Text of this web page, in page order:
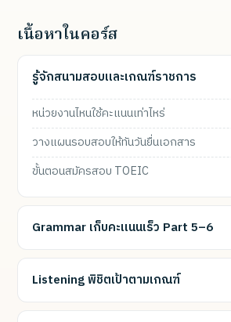
เนื้อหาในคอร์ส
รู้จักสนามสอบและเกณฑ์ราชการ
หน่วยงานไหนใช้คะแนนเท่าไหร่
วางแผนรอบสอบให้ทันวันยื่นเอกสาร
ขั้นตอนสมัครสอบ TOEIC
Grammar เก็บคะแนนเร็ว Part 5–6
Listening พิชิตเป้าตามเกณฑ์